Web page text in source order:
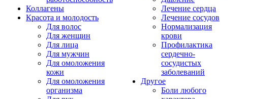
Коллагены
Красота и молодость
Для волос
Для женщин
Для лица
Для мужчин
Для омоложения
кожи
Для омоложения
организма
Лечение сердца
Лечение сосудов
Нормализация
крови
Профилактика
сердечно-
сосудистых
заболеваний
Другое
Боли любого